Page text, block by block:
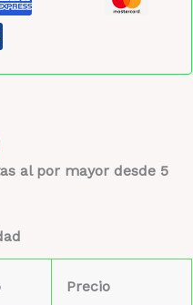
al por mayor desde 5
Precio